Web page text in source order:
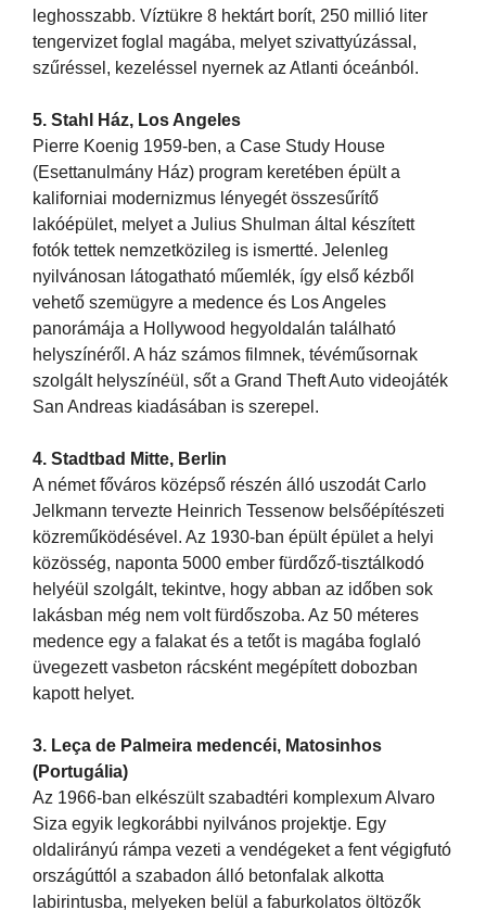
leghosszabb. Víztükre 8 hektárt borít, 250 millió liter
tengervizet foglal magába, melyet szivattyúzással,
szűréssel, kezeléssel nyernek az Atlanti óceánból.
5. Stahl Ház, Los Angeles
Pierre Koenig 1959-ben, a Case Study House
(Esettanulmány Ház) program keretében épült a
kaliforniai modernizmus lényegét összesűrítő
lakóépület, melyet a Julius Shulman által készített
fotók tettek nemzetközileg is ismertté. Jelenleg
nyilvánosan látogatható műemlék, így első kézből
vehető szemügyre a medence és Los Angeles
panorámája a Hollywood hegyoldalán található
helyszínéről. A ház számos filmnek, tévéműsornak
szolgált helyszínéül, sőt a Grand Theft Auto videojáték
San Andreas kiadásában is szerepel.
4. Stadtbad Mitte, Berlin
A német főváros középső részén álló uszodát Carlo
Jelkmann tervezte Heinrich Tessenow belsőépítészeti
közreműködésével. Az 1930-ban épült épület a helyi
közösség, naponta 5000 ember fürdőző-tisztálkodó
helyéül szolgált, tekintve, hogy abban az időben sok
lakásban még nem volt fürdőszoba. Az 50 méteres
medence egy a falakat és a tetőt is magába foglaló
üvegezett vasbeton rácsként megépített dobozban
kapott helyet.
3. Leça de Palmeira medencéi, Matosinhos
(Portugália)
Az 1966-ban elkészült szabadtéri komplexum Alvaro
Siza egyik legkorábbi nyilvános projektje. Egy
oldalirányú rámpa vezeti a vendégeket a fent végigfutó
országúttól a szabadon álló betonfalak alkotta
labirintusba, melyeken belül a faburkolatos öltözők